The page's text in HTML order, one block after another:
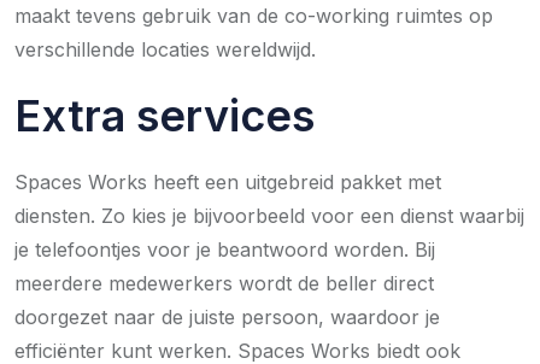
maakt tevens gebruik van de co-working ruimtes op
verschillende locaties wereldwijd.
Extra services
Spaces Works heeft een uitgebreid pakket met
diensten. Zo kies je bijvoorbeeld voor een dienst waarbij
je telefoontjes voor je beantwoord worden. Bij
meerdere medewerkers wordt de beller direct
doorgezet naar de juiste persoon, waardoor je
efficiënter kunt werken. Spaces Works biedt ook